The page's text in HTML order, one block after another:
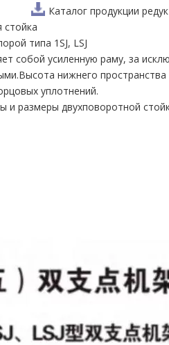
Каталог продукции
стойка
типа 1SJ, LSJ
собой усиленную раму, за
нижнего
уплотнений.
размеры двухповоротной